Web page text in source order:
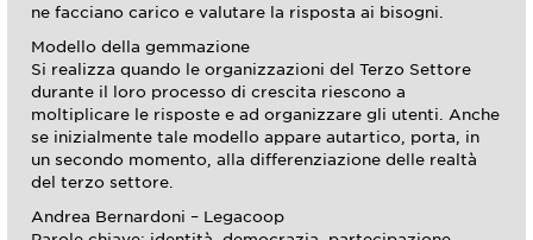
ne facciano carico e valutare la risposta ai bisogni.
Modello della gemmazione
Si realizza quando le organizzazioni del Terzo Settore
durante il loro processo di crescita riescono a
moltiplicare le risposte e ad organizzare gli utenti. Anche
se inizialmente tale modello appare autartico, porta, in
un secondo momento, alla differenziazione delle realtà
del terzo settore.
Andrea Bernardoni – Legacoop